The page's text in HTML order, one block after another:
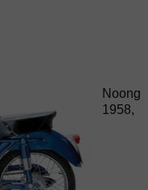
Noong
1958,